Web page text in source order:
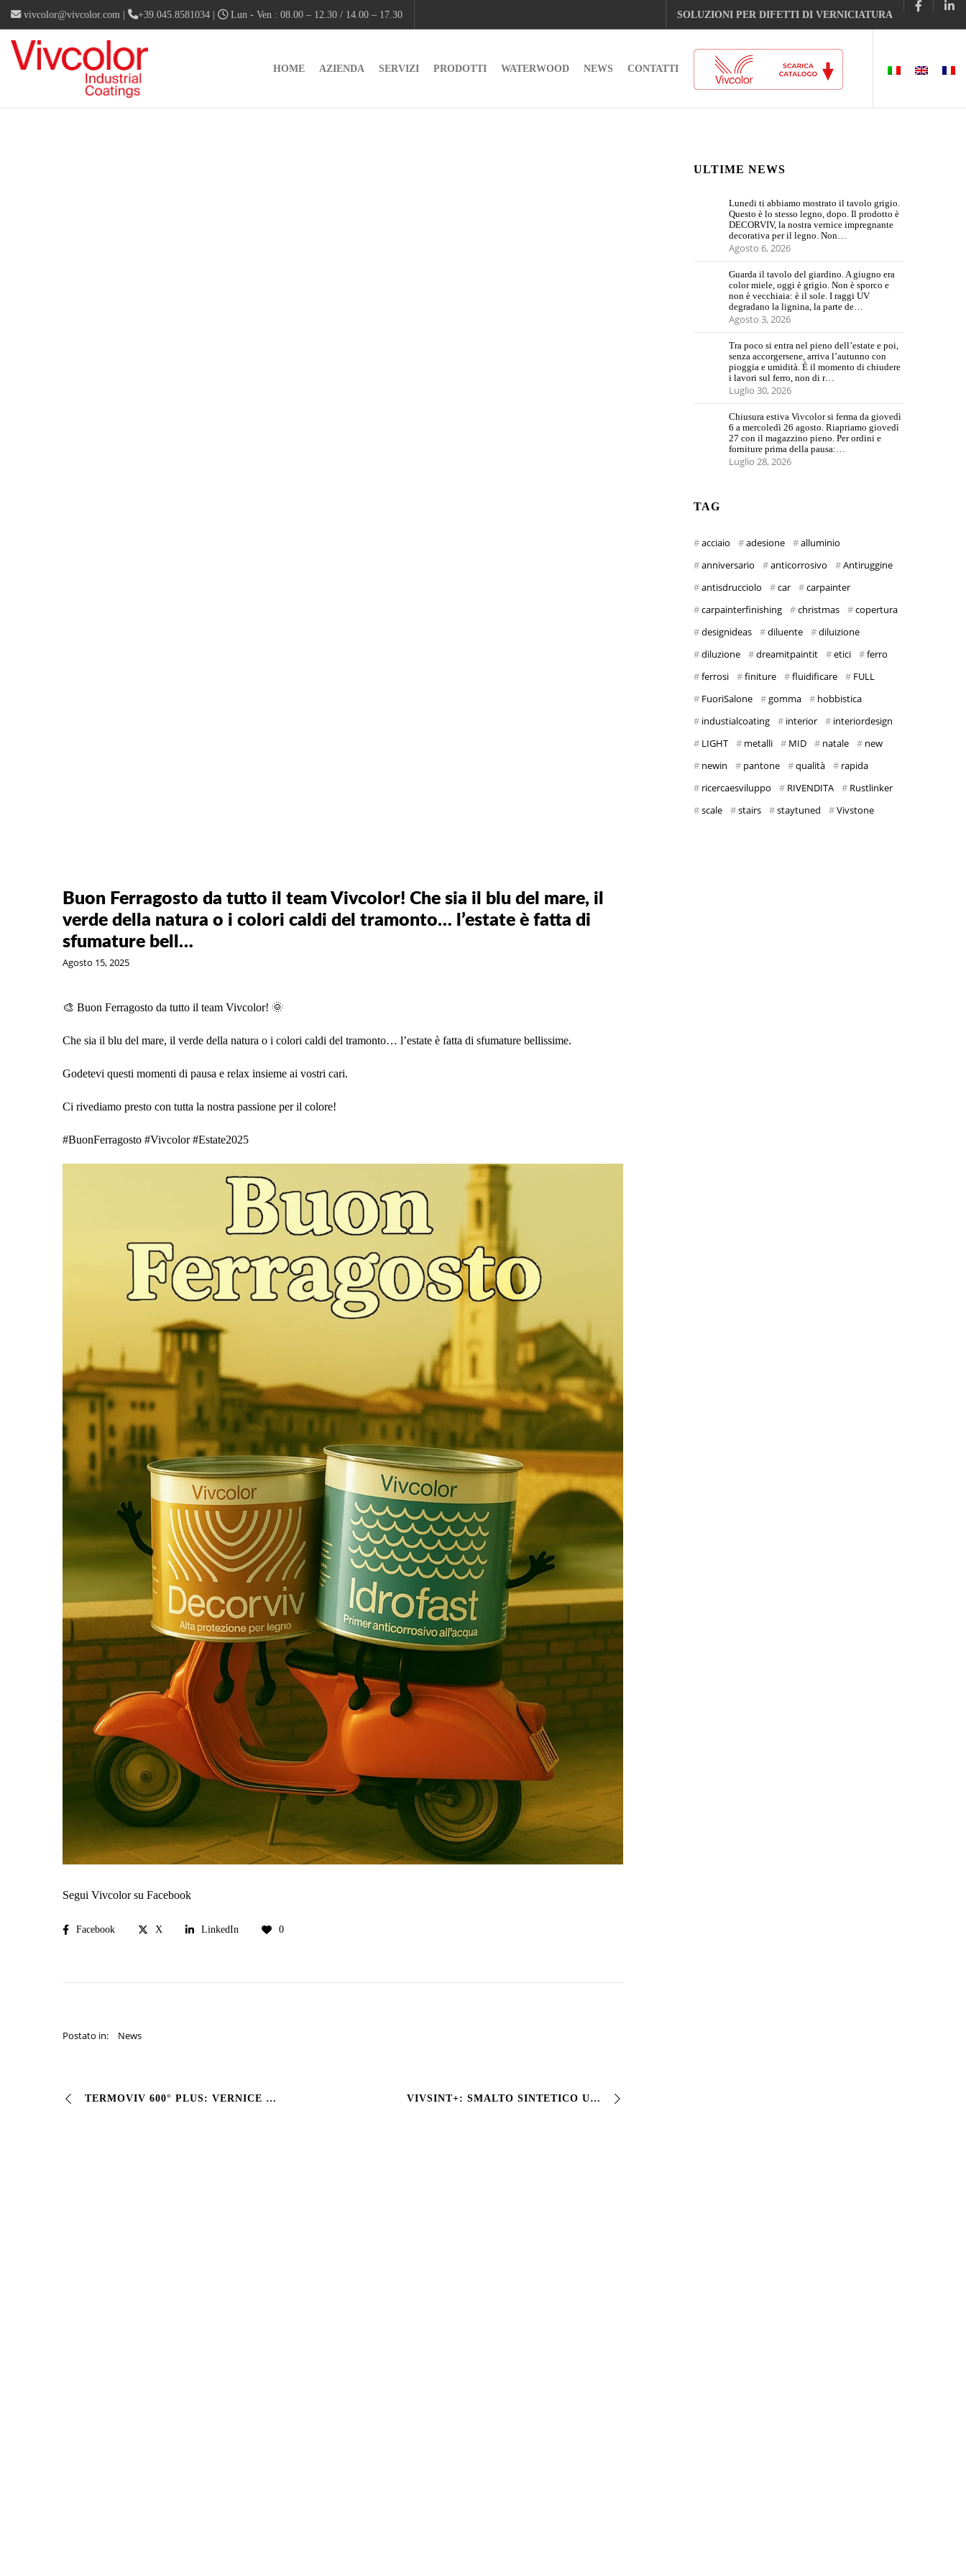
vivcolor@vivcolor.com | +39.045.8581034 | Lun - Ven : 08.00 – 12.30 / 14.00 – 17.30 SOLUZIONI PER DIFETTI DI VERNICIATURA
HOME AZIENDA SERVIZI PRODOTTI WATERWOOD NEWS CONTATTI
Buon Ferragosto da tutto il team Vivcolor! Che sia il blu del mare, il
verde della natura o i colori caldi del tramonto… l’estate è fatta di
sfumature bell…
Agosto 15, 2025
🎨 Buon Ferragosto da tutto il team Vivcolor! 🌞
Che sia il blu del mare, il verde della natura o i colori caldi del tramonto… l’estate è fatta di sfumature bellissime.
Godetevi questi momenti di pausa e relax insieme ai vostri cari.
Ci rivediamo presto con tutta la nostra passione per il colore!
#BuonFerragosto #Vivcolor #Estate2025
Segui Vivcolor su Facebook
Facebook X LinkedIn 0
Postato in: News
TERMOVIV 600° PLUS: VERNICE SILICONICA PER ALTE TEMPERATURE TERMOVIV 600° PLUS è lo smalto siliconico monocomponente che resiste continuativamente a 500°C e p… VIVSINT+: SMALTO SINTETICO UNIVERSALE PER FERRO E LEGNO VIVSINT+ è lo smalto sintetico sopraffino formulato con resine alchidiche che assicura ottima distens…
ULTIME NEWS
Lunedi ti abbiamo mostrato il tavolo grigio.
Questo è lo stesso legno, dopo. Il prodotto è
DECORVIV, la nostra vernice impregnante
decorativa per il legno. Non…
Agosto 6, 2026
Guarda il tavolo del giardino. A giugno era
color miele, oggi è grigio. Non è sporco e
non è vecchiaia: è il sole. I raggi UV
degradano la lignina, la parte de…
Agosto 3, 2026
Tra poco si entra nel pieno dell’estate e poi,
senza accorgersene, arriva l’autunno con
pioggia e umidità. È il momento di chiudere
i lavori sul ferro, non di r…
Luglio 30, 2026
Chiusura estiva Vivcolor si ferma da giovedì
6 a mercoledì 26 agosto. Riapriamo giovedì
27 con il magazzino pieno. Per ordini e
forniture prima della pausa:…
Luglio 28, 2026
TAG
acciaio adesione
alluminio
anniversario
anticorrosivo
Antiruggine
antisdrucciolo
car
carpainter
carpainterfinishing
christmas
copertura
designideas
diluente
diluizione
diluzione
dreamitpaintit etici
ferro
ferrosi
finiture fluidificare
FULL
FuoriSalone
gomma
hobbistica
industialcoating
interior
interiordesign
LIGHT
metalli MID natale
new
newin
pantone qualità
rapida
ricercaesviluppo
RIVENDITA
Rustlinker
scale
stairs staytuned Vivstone